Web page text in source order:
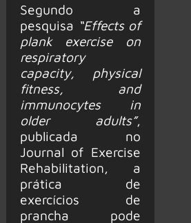
Segundo a
pesquisa “Effects of
plank exercise on
respiratory
capacity, physical
fitness, and
immunocytes in
older adults”,
publicada no
Journal of Exercise
Rehabilitation, a
prática de
exercícios de
prancha pode